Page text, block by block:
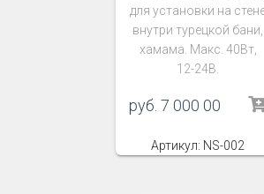
для установки на
внутри турецкой бани,
хамама. Макс. 40Вт,
12-24В.
руб. 7 000 00
Артикул: NS-002